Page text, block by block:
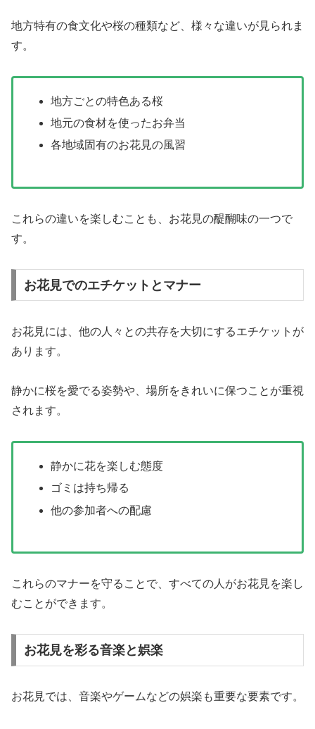
地方特有の食文化や桜の種類など、様々な違いが見られま
す。
地方ごとの特色ある桜
地元の食材を使ったお弁当
各地域固有のお花見の風習
これらの違いを楽しむことも、お花見の醍醐味の一つで
す。
お花見でのエチケットとマナー
お花見には、他の人々との共存を大切にするエチケットが
あります。
静かに桜を愛でる姿勢や、場所をきれいに保つことが重視
されます。
静かに花を楽しむ態度
ゴミは持ち帰る
他の参加者への配慮
これらのマナーを守ることで、すべての人がお花見を楽し
むことができます。
お花見を彩る音楽と娯楽
お花見では、音楽やゲームなどの娯楽も重要な要素です。